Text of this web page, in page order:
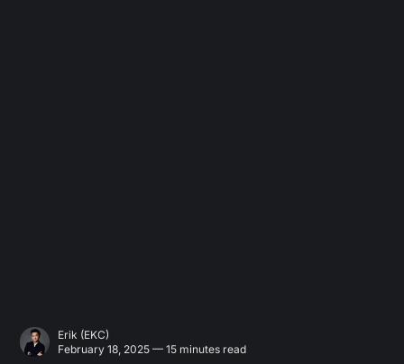
Erik (EKC)
February 18, 2025 — 15 minutes read